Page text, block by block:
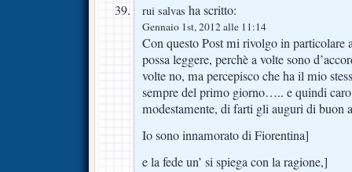
rui salvas ha scritto:
Gennaio 1st, 2012 alle 11:14
Con questo Post mi rivolgo in particolare
possa leggere, perchè a volte sono
volte no, ma percepisco che ha il mio
sempre del primo giorno….. e quindi
modestamente, di farti gli auguri di buon
Io sono innamorato di Fiorentina]
e la fede un’ si spiega con la ragione,]